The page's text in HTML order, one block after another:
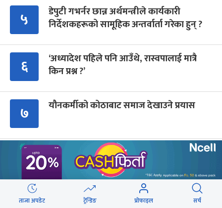
५
डेपुटी गभर्नर छान्न अर्थमन्त्रीले कार्यकारी
निर्देशकहरूको सामूहिक अन्तर्वार्ता गरेका हुन् ?
६
‘अध्यादेश पहिले पनि आउँथे, रास्वपालाई मात्रै
किन प्रश्न ?’
७ यौनकर्मीको कोठाबाट समाज देखाउने प्रयास
८
राजमार्ग दायाँबायाँका जग्गामा लाग्ने विकास कर
५ प्रतिशत बिन्दु बढाइँदै
संसद्को रोष्ट्रमबाटै गृहमन्त्रीले दिए प्रश्न नगर्न
ताजा अपडेट ट्रेन्डिङ प्रोफाइल सर्च